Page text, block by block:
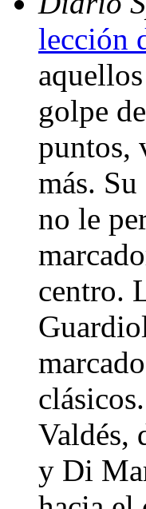
lección
golpe
puntos,
más.
no le
centro.
Valdés,
y Di